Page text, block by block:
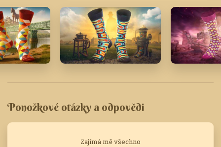
Ponožkové otázky a odpovědi
Zajímá mě všechno